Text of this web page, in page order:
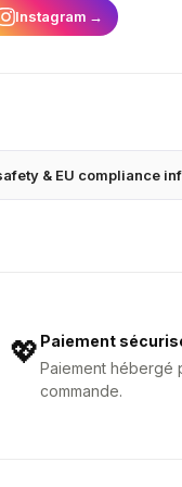
Instagram →
& EU compliance
💖Paiement
Paiement hébergé
commande.